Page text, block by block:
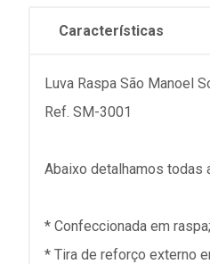
Características
Luva Raspa São Manoel
Ref. SM-3001
Abaixo detalhamos todas
* Confeccionada em raspa;
* Tira de reforço externo